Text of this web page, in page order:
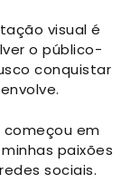
visual é
o público-
conquistar
começou em
paixões
sociais.